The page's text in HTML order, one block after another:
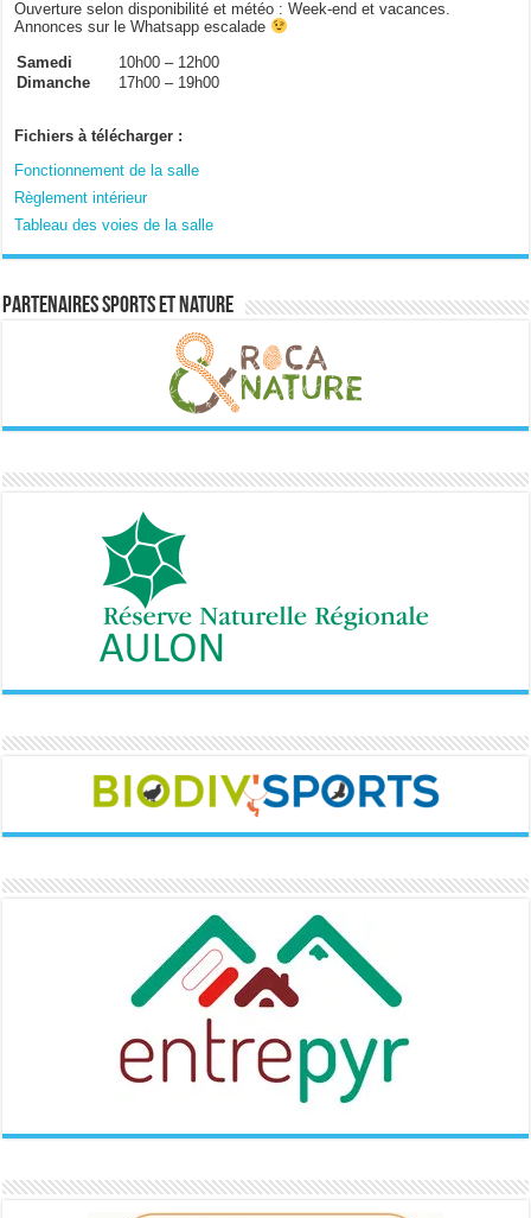
Ouverture selon disponibilité et météo : Week-end et vacances.
Annonces sur le Whatsapp escalade
Samedi
10h00 – 12h00
Dimanche
17h00 – 19h00
Fichiers à télécharger :
Fonctionnement de la salle
Règlement intérieur
Tableau des voies de la salle
Partenaires sports et nature